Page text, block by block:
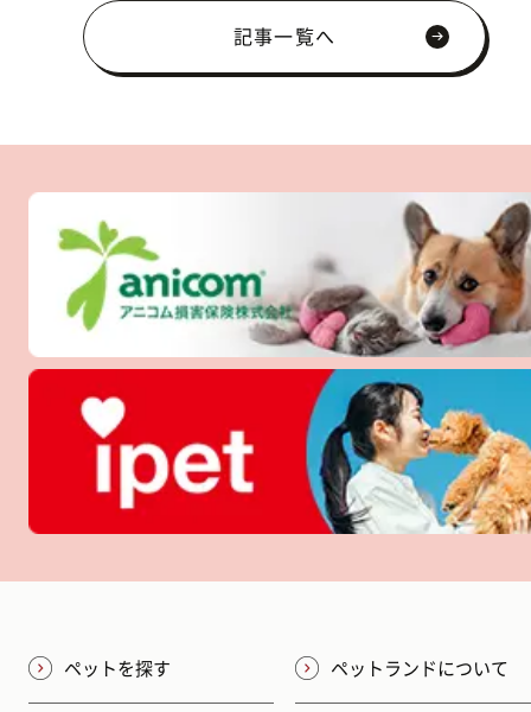
記事一覧へ
ペットを探す ペットランドについて